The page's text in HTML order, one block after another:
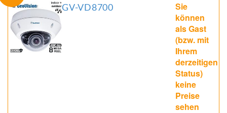
GV-VD8700
Sie
können
als Gast
(bzw. mit
Ihrem
derzeitigen
Status)
keine
Preise
sehen